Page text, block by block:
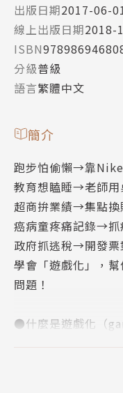
出版日期2017-06-
線上出版日期2018-
ISBN
分級普級
語言繁體中文
簡介
跑步怕偷懶→靠
教育想瞌睡→老師用
超商拚業績→集點換
癌病童疼痛記錄→抓
政府抓逃稅→開發票
學會「遊戲化」，
問題！
●什麼是遊戲化（
來，應用在真實世